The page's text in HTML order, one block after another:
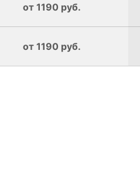
от 1190 руб.
от 1190 руб.